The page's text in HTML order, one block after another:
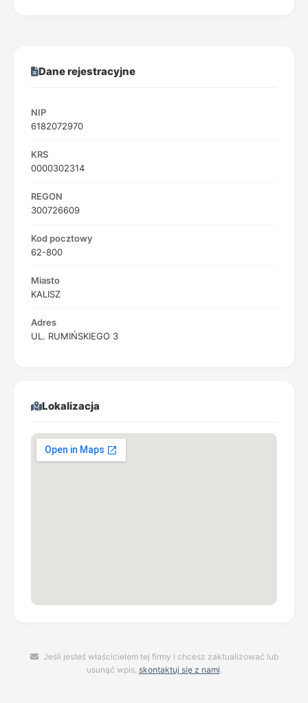
Dane rejestracyjne
NIP
6182072970
KRS
0000302314
REGON
300726609
Kod pocztowy
62-800
Miasto
KALISZ
Adres
UL. RUMIŃSKIEGO 3
Lokalizacja
Jeśli jesteś właścicielem tej firmy i chcesz zaktualizować lub
usunąć wpis, skontaktuj się z nami.